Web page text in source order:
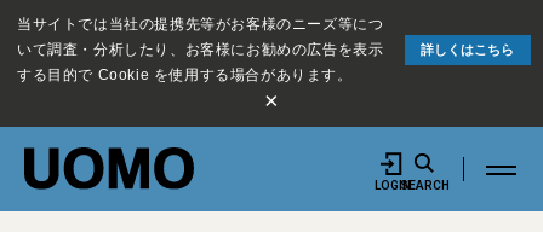
当サイトでは当社の提携先等がお客様のニーズ等につ
いて調査・分析したり、お客様にお勧めの広告を表示
する目的で Cookie を使用する場合があります。
詳しくはこちら
×
LOGINSEARCH